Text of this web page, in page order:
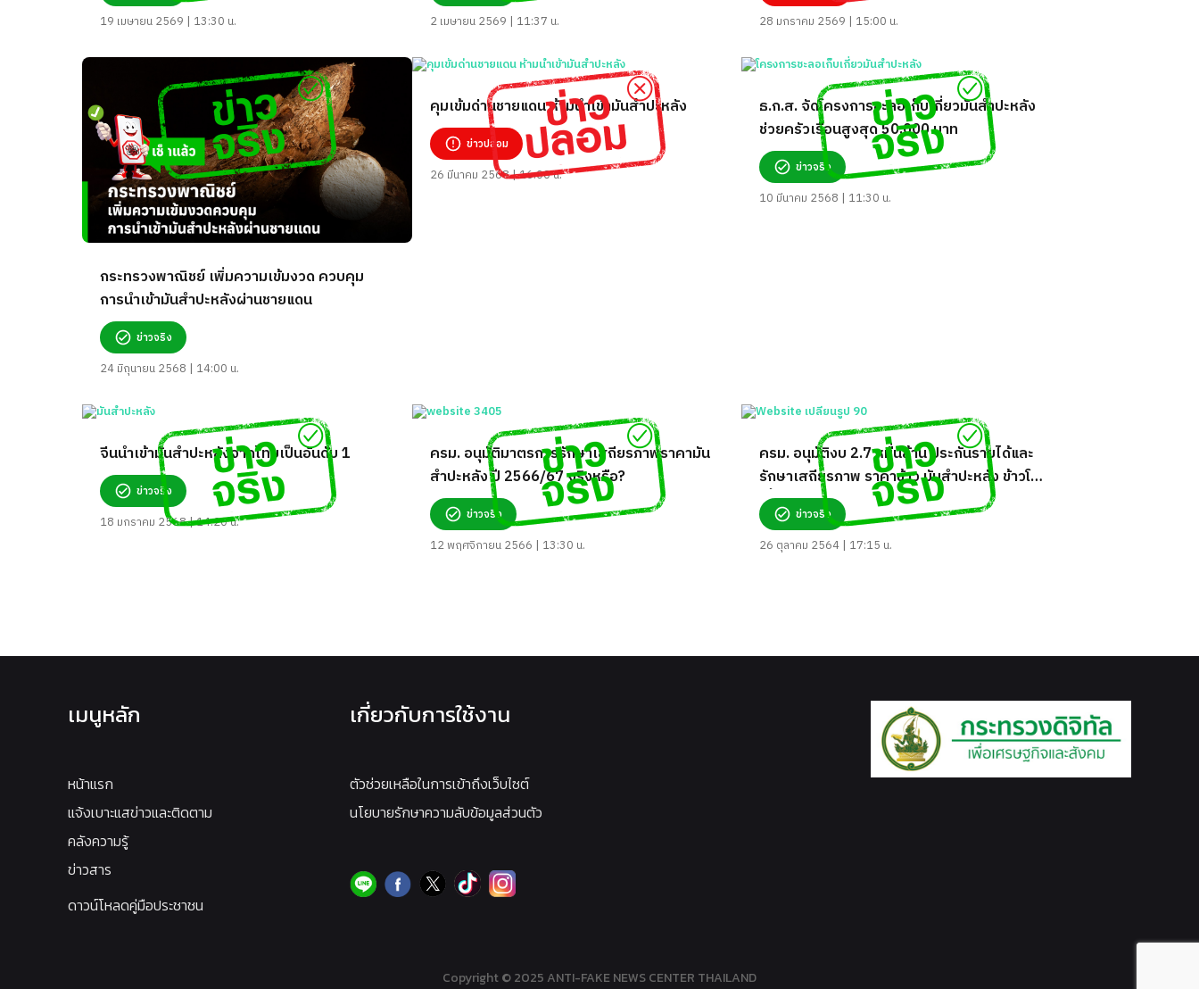
19 เมษายน 2569 | 13:30 น. 2 เมษายน 2569 | 11:37 น. 28 มกราคม 2569 | 15:00 น.
กระทรวงพาณิชย์ เพิ่มความเข้มงวด ควบคุม
การนำเข้ามันสำปะหลังผ่านชายแดน
ข่าวจริง
24 มิถุนายน 2568 | 14:00 น.
คุมเข้มด่านชายแดน ห้ามนำเข้ามันสำปะหลัง
ข่าวปลอม
26 มีนาคม 2568 | 16:00 น.
ธ.ก.ส. จัดโครงการชะลอเก็บเกี่ยวมันสำปะหลัง
ช่วยครัวเรือนสูงสุด 50,000 บาท
ข่าวจริง
10 มีนาคม 2568 | 11:30 น.
จีนนำเข้ามันสำปะหลังจากไทยเป็นอันดับ 1
ข่าวจริง
18 มกราคม 2568 | 14:20 น.
ครม. อนุมัติมาตรการรักษาเสถียรภาพราคามัน
สำปะหลัง ปี 2566/67 จริงหรือ?
ข่าวจริง
12 พฤศจิกายน 2566 | 13:30 น.
ครม. อนุมัติงบ 2.7 หมื่นล้าน ประกันรายได้และ
รักษาเสถียรภาพ ราคาข้าว มันสำปะหลัง ข้าวโพด
เลี้ยงสัตว์ จริงหรือ?
ข่าวจริง
26 ตุลาคม 2564 | 17:15 น.
เมนูหลัก
หน้าแรก
แจ้งเบาะแสข่าวและติดตาม
คลังความรู้
ข่าวสาร
ดาวน์โหลดคู่มือประชาชน
เกี่ยวกับการใช้งาน
ตัวช่วยเหลือในการเข้าถึงเว็บไซต์
นโยบายรักษาความลับข้อมูลส่วนตัว
Copyright © 2025 ANTI-FAKE NEWS CENTER THAILAND